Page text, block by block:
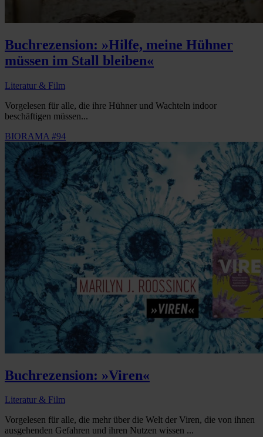
Buchrezension: »Hilfe, meine Hühner
müssen im Stall bleiben«
Literatur & Film
Vorgelesen für alle, die ihre Hühner und Wachteln indoor
beschäftigen müssen...
BIORAMA #94
Buchrezension: »Viren«
Literatur & Film
Vorgelesen für alle, die mehr über die Welt der Viren, die von ihnen
ausgehenden Gefahren und ihren Nutzen wissen ...